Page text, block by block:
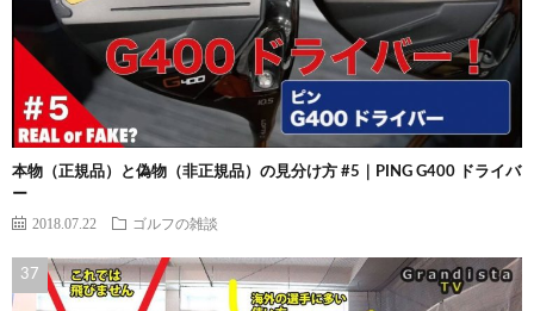
本物（正規品）と偽物（非正規品）の見分け方 #5｜PING G400 ドライバ
ー
2018.07.22 ゴルフの雑談